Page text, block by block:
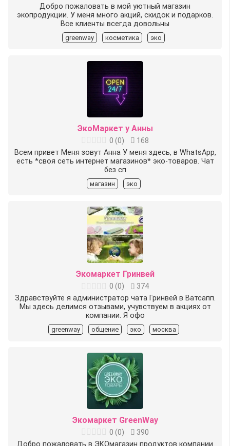
Добро пожаловать в мой уютный магазин
экопродукции. У меня много акций, скидок и подарков.
Все клиенты всегда довольны
greenway косметика эко
ЭкоМаркет у Анны
0 (0)
168
Всем привет Меня зовут Анна У меня здесь, в WhatsApp,
есть *своя сеть интернет магазинов* эко-товаров. Чат
без сп
магазин эко
Экомаркет Гринвей
0 (0)
374
Здравствуйте я администратор чата Гринвей в Ватсапп.
Мы здесь делимся отзывами, учувствуем в акциях от
компании. Я офо
greenway общение эко москва
Экомаркет GreenWay
0 (0)
390
Добро пожаловать в ЭКОмагазин продуктов компании